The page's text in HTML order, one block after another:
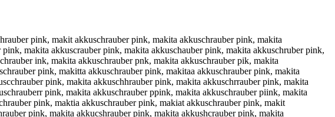
pink, malkita akkuschrauber pink, maklita akkuschrauber pink, maokita akkuschrauber pink, makoita akkuschrauber pink, makiuta akkuschrauber pink, makijta akkuschrauber pink, makikta akkuschrauber pink, makilta akkuschrauber pink, makiota akkuschrauber pink, mak8ita akkuschrauber pink, maki8ta akkuschrauber pink, mak9ita akkuschrauber pink, maki9ta akkuschrauber pink, makirta akkuschrauber pink, makitra akkuschrauber pink, makifta akkuschrauber pink, makitfa akkuschrauber pink, makigta akkuschrauber pink, makitga akkuschrauber pink, makihta akkuschrauber pink, makitha akkuschrauber pink, makiyta akkuschrauber pink, makitya akkuschrauber pink, maki5ta akkuschrauber pink, makit5a akkuschrauber pink, maki6ta akkuschrauber pink, makit6a akkuschrauber pink, makitqa akkuschrauber pink, makitaq akkuschrauber pink, makitwa akkuschrauber pink, makitaw akkuschrauber pink, makitza akkuschrauber pink, makitaz akkuschrauber pink, makitxa akkuschrauber pink, makitax akkuschrauber pink, makita qakkuschrauber pink, makita aqkkuschrauber pink, makita wakkuschrauber pink, makita awkkuschrauber pink, makita zakkuschrauber pink, makita azkkuschrauber pink, makita xakkuschrauber pink, makita axkkuschrauber pink, makita aukkuschrauber pink, makita akukuschrauber pink, makita ajkkuschrauber pink, makita akjkuschrauber pink, makita amkkuschrauber pink, makita akmkuschrauber pink, makita alkkuschrauber pink, makita aklkuschrauber pink, makita aokkuschrauber pink, makita akokuschrauber pink, makita akkjuschrauber pink, makita akkmuschrauber pink, makita akkluschrauber pink, makita akkouschrauber pink, makita akkyuschrauber pink, makita akkuyschrauber pink, makita akkhuschrauber pink, makita akkuhschrauber pink, makita akkujschrauber pink, makita akkukschrauber pink, makita akkiuschrauber pink, makita akkuischrauber pink, makita akk7uschrauber pink, makita akku7schrauber pink, makita akk8uschrauber pink, makita akku8schrauber pink, makita akkuqschrauber pink, makita akkusqchrauber pink, makita akkuwschrauber pink, makita akkuswchrauber pink, makita akkueschrauber pink, makita akkusechrauber pink, makita akkuzschrauber pink, makita akkuszchrauber pink, makita akkuxschrauber pink, makita akkusxchrauber pink, makita akkucschrauber pink, makita akkus chrauber pink, makita akkusc hrauber pink, makita akkuscxhrauber pink, makita akkuscshrauber pink, makita akkusdchrauber pink, makita akkuscdhrauber pink, makita akkusfchrauber pink, makita akkuscfhrauber pink, makita akkusvchrauber pink, makita akkuscvhrauber pink, makita akkuscbhrauber pink, makita akkuschbrauber pink, makita akkuscghrauber pink, makita akkuschgrauber pink, makita akkuscthrauber pink, makita akkuschtrauber pink, makita akkuscyhrauber pink, makita akkuschyrauber pink, makita akkuscuhrauber pink, makita akkuschurauber pink, makita akkuscjhrauber pink, makita akkuschjrauber pink, makita akkuscmhrauber pink, makita akkuschmrauber pink, makita akkuscnhrauber pink, makita akkuschnrauber pink, makita akkuscherauber pink, makita akkuschreauber pink, makita akkuschdrauber pink, makita akkuschrdauber pink, makita akkuschfrauber pink, makita akkuschrfauber pink, makita akkuschrgauber pink, makita akkuschrtauber pink, makita akkusch4rauber pink, makita akkuschr4auber pink, makita akkusch5rauber pink, makita akkuschr5auber pink, makita akkuschrqauber pink, makita akkuschraquber pink, makita akkuschrwauber pink, makita akkuschrawuber pink, makita akkuschrzauber pink, makita akkuschrazuber pink, makita akkuschrxauber pink, makita akkuschraxuber pink, makita akkuschrayuber pink, makita akkuschrauyber pink, makita akkuschrahuber pink, makita akkuschrauhber pink, makita akkuschrajuber pink, makita akkuschraujber pink, makita akkusch